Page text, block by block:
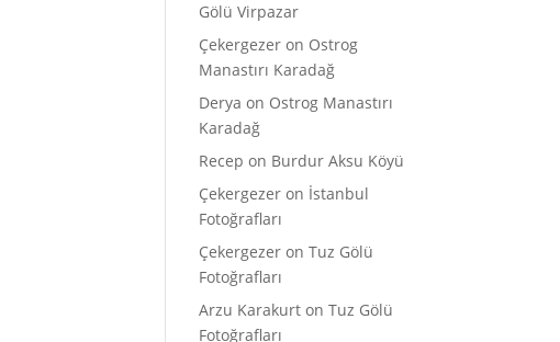
Gölü Virpazar
Çekergezer on Ostrog
Manastırı Karadağ
Derya on Ostrog Manastırı
Karadağ
Recep on Burdur Aksu Köyü
Çekergezer on İstanbul
Fotoğrafları
Çekergezer onTuz Gölü
Fotoğrafları
Arzu Karakurt onTuz Gölü
Fotoğrafları